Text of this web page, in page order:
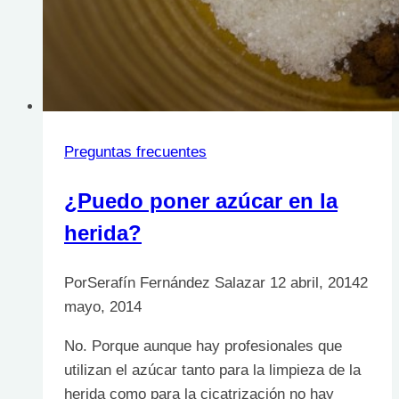
Preguntas frecuentes
¿Puedo poner azúcar en la
herida?
PorSerafín Fernández Salazar 12 abril, 20142
mayo, 2014
No. Porque aunque hay profesionales que
utilizan el azúcar tanto para la limpieza de la
herida como para la cicatrización no hay